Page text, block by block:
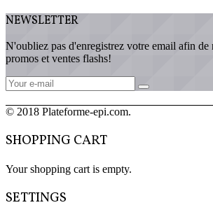
NEWSLETTER
N'oubliez pas d'enregistrez votre email afin de
promos et ventes flashs!
© 2018 Plateforme-epi.com.
SHOPPING CART
Your shopping cart is empty.
SETTINGS